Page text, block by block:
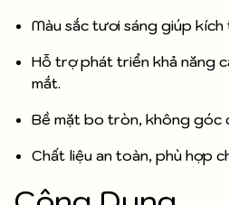
Màu sắc tươi sáng giúp kích
Hỗ trợ phát triển khả năng
mắt.
Bề mặt bo tròn, không góc
Chất liệu an toàn, phù hợp